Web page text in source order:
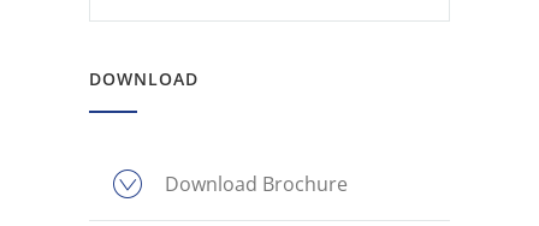
DOWNLOAD
Download Brochure